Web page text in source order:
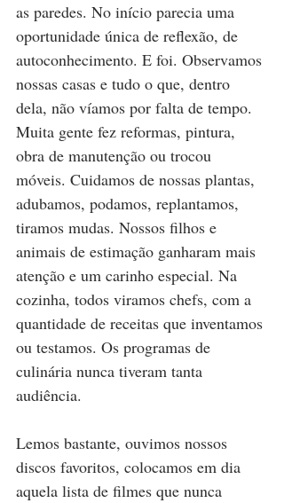
as paredes. No início parecia uma
oportunidade única de reflexão, de
autoconhecimento. E foi. Observamos
nossas casas e tudo o que, dentro
dela, não víamos por falta de tempo.
Muita gente fez reformas, pintura,
obra de manutenção ou trocou
móveis. Cuidamos de nossas plantas,
adubamos, podamos, replantamos,
tiramos mudas. Nossos filhos e
animais de estimação ganharam mais
atenção e um carinho especial. Na
cozinha, todos viramos chefs, com a
quantidade de receitas que inventamos
ou testamos. Os programas de
culinária nunca tiveram tanta
audiência.
Lemos bastante, ouvimos nossos
discos favoritos, colocamos em dia
aquela lista de filmes que nunca